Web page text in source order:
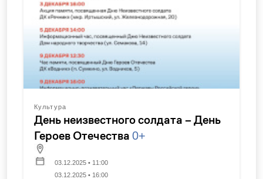
Культура
День неизвестного солдата – День
Героев Отечества 0+
03.12.2025 • 11:00
03.12.2025 • 16:00